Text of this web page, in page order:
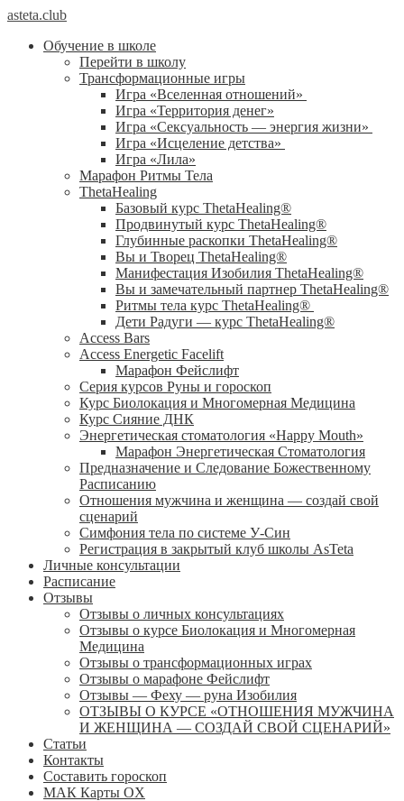
asteta.club
Обучение в школе
Перейти в школу
Трансформационные игры
Игра «Вселенная отношений»
Игра «Территория денег»
Игра «Сексуальность — энергия жизни»
Игра «Исцеление детства»
Игра «Лила»
Марафон Ритмы Тела
ThetaHealing
Базовый курс ThetaHealing®
Продвинутый курс ThetaHealing®
Глубинные раскопки ThetaHealing®
Вы и Творец ThetaHealing®
Манифестация Изобилия ThetaHealing®
Вы и замечательный партнер ThetaHealing®
Ритмы тела курс ThetaHealing®
Дети Радуги — курс ThetaHealing®
Access Bars
Access Energetic Facelift
Марафон Фейслифт
Серия курсов Руны и гороскоп
Курс Биолокация и Многомерная Медицина
Курс Сияние ДНК
Энергетическая стоматология «Happy Mouth»
Марафон Энергетическая Cтоматология
Предназначение и Следование Божественному
Расписанию
Отношения мужчина и женщина — создай свой
сценарий
Симфония тела по системе У-Син
Регистрация в закрытый клуб школы AsTeta
Личные консультации
Расписание
Отзывы
Отзывы о личных консультациях
Отзывы о курсе Биолокация и Многомерная
Медицина
Отзывы о трансформационных играх
Отзывы о марафоне Фейслифт
Отзывы — Феху — руна Изобилия
ОТЗЫВЫ О КУРСЕ «ОТНОШЕНИЯ МУЖЧИНА
И ЖЕНЩИНА — СОЗДАЙ СВОЙ СЦЕНАРИЙ»
Статьи
Контакты
Составить гороскоп
МАК Карты OХ